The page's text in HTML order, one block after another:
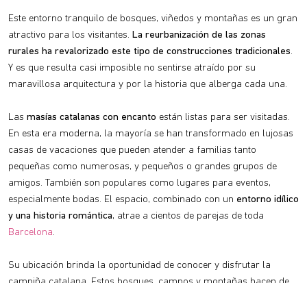
Este entorno tranquilo de bosques, viñedos y montañas es un gran
atractivo para los visitantes. La reurbanización de las zonas
rurales ha revalorizado este tipo de construcciones tradicionales.
Y es que resulta casi imposible no sentirse atraído por su
maravillosa arquitectura y por la historia que alberga cada una.
Las masías catalanas con encanto están listas para ser visitadas.
En esta era moderna, la mayoría se han transformado en lujosas
casas de vacaciones que pueden atender a familias tanto
pequeñas como numerosas, y pequeños o grandes grupos de
amigos. También son populares como lugares para eventos,
especialmente bodas. El espacio, combinado con un entorno idílico
y una historia romántica, atrae a cientos de parejas de toda
Barcelona.
Su ubicación brinda la oportunidad de conocer y disfrutar la